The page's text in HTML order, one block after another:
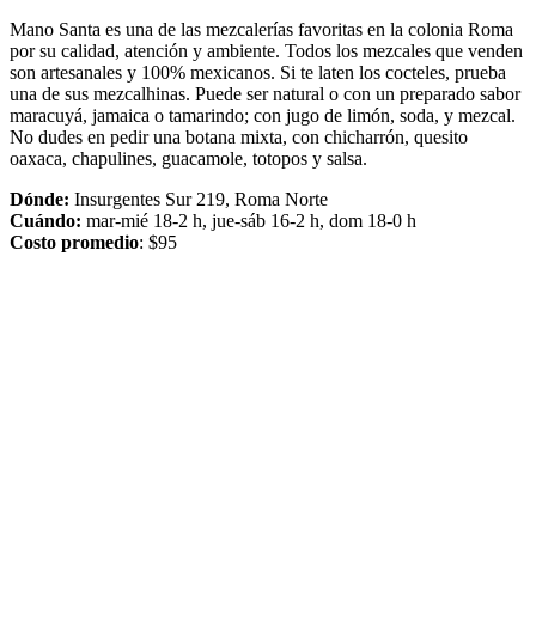
Mano Santa es una de las mezcalerías favoritas en la colonia Roma
por su calidad, atención y ambiente. Todos los mezcales que venden
son artesanales y 100% mexicanos. Si te laten los cocteles, prueba
una de sus mezcalhinas. Puede ser natural o con un preparado sabor
maracuyá, jamaica o tamarindo; con jugo de limón, soda, y mezcal.
No dudes en pedir una botana mixta, con chicharrón, quesito
oaxaca, chapulines, guacamole, totopos y salsa.
Dónde: Insurgentes Sur 219, Roma Norte
Cuándo: mar-mié 18-2 h, jue-sáb 16-2 h, dom 18-0 h
Costo promedio: $95